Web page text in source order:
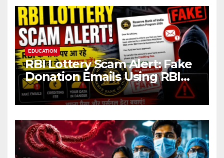
EDUCATION
RBI Lottery Scam Alert: Fake
Donation Emails Using RBI
Name Target Indian Users